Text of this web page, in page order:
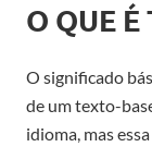
O QUE
O significado
de um texto-
idioma, mas